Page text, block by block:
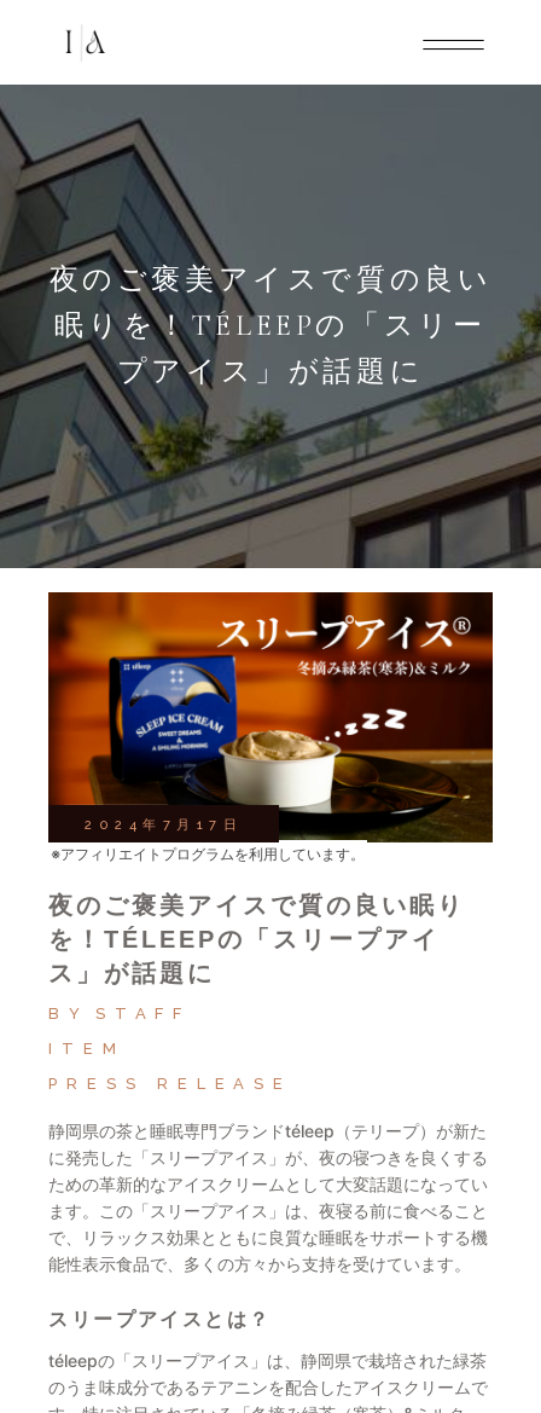
夜のご褒美アイスで質の良い
眠りを！TÉLEEPの「スリー
プアイス」が話題に
2024年7月17日
夜のご褒美アイスで質の良い眠り
を！TÉLEEPの「スリープアイ
ス」が話題に
BY
STAFF
ITEM
PRESS RELEASE
静岡県の茶と睡眠専門ブランドtéleep（テリープ）が新た
に発売した「スリープアイス」が、夜の寝つきを良くする
ための革新的なアイスクリームとして大変話題になってい
ます。この「スリープアイス」は、夜寝る前に食べること
で、リラックス効果とともに良質な睡眠をサポートする機
能性表示食品で、多くの方々から支持を受けています。
スリープアイスとは？
téleepの「スリープアイス」は、静岡県で栽培された緑茶
のうま味成分であるテアニンを配合したアイスクリームで
※アフィリエイトプログラムを利用しています。